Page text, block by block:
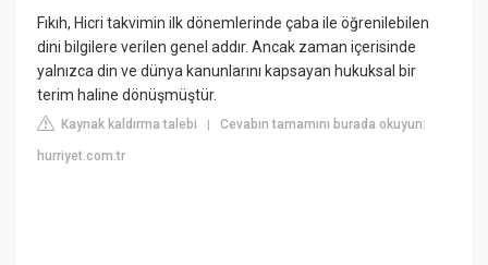
Fıkıh, Hicri takvimin ilk dönemlerinde çaba ile öğrenilebilen
dini bilgilere verilen genel addır. Ancak zaman içerisinde
yalnızca din ve dünya kanunlarını kapsayan hukuksal bir
terim haline dönüşmüştür.
Kaynak kaldırma talebi |Cevabın tamamını burada okuyun:
hurriyet.com.tr